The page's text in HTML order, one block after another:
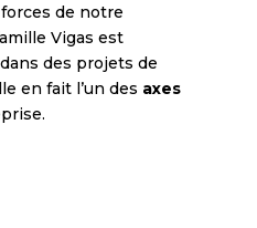
forces de notre
Vigas est
des projets de
en fait l’un des axes